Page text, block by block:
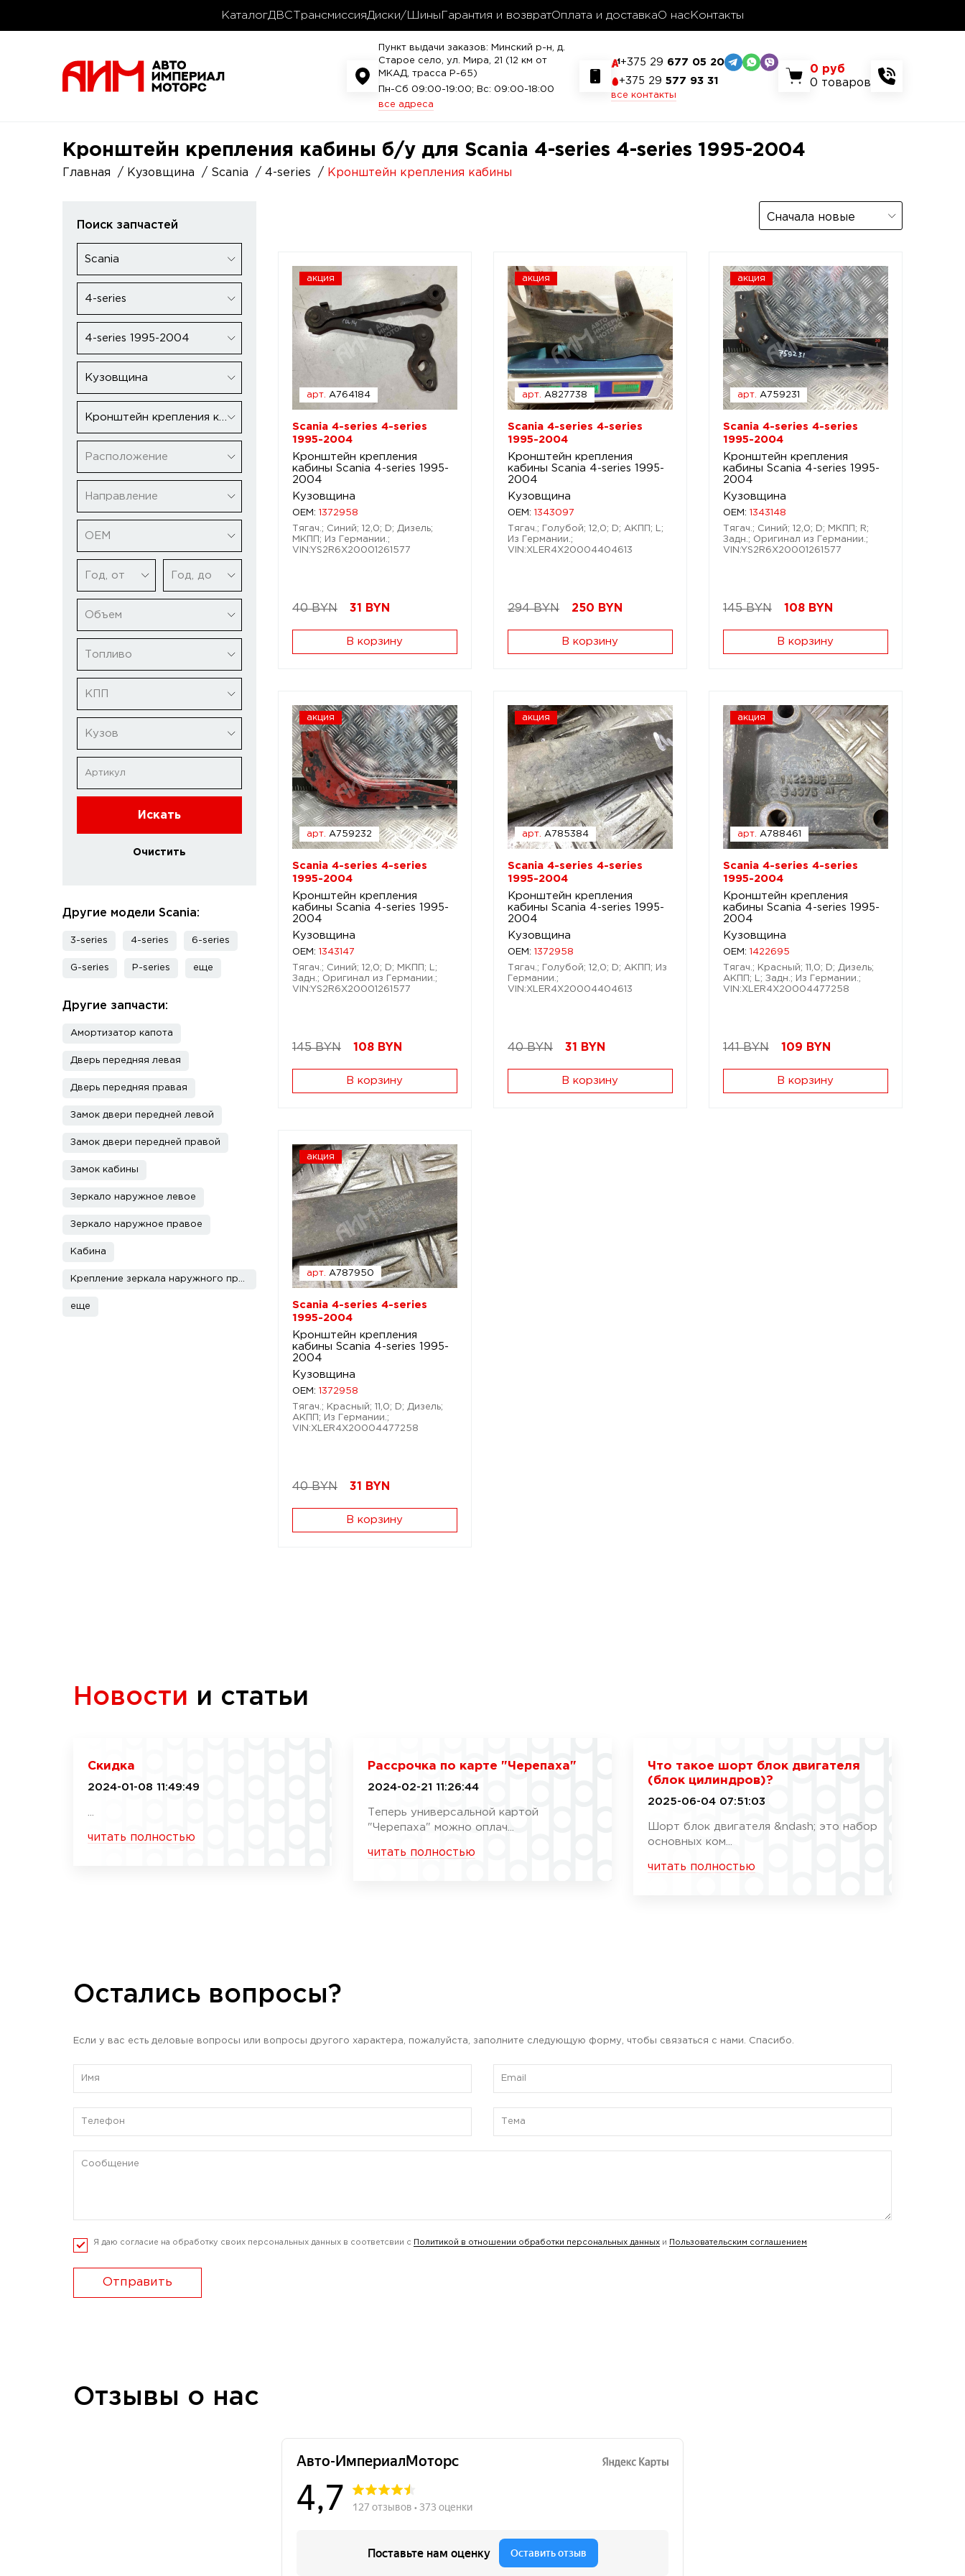
КаталогДВС ТрансмиссияДиски/Шины Гарантия и возвратОплата и доставкаО нас Контакты
Пункт выдачи заказов: Минский р-н, д.
Старое село, ул. Мира, 21 (12 км от
МКАД, трасса P-65)
Пн-Сб 09:00-19:00; Вс: 09:00-18:00
все адреса
+375 29 677 05 20
+375 29 577 93 31
все контакты
0 руб
0 товаров
Кронштейн крепления кабины б/у для Scania 4-series 4-series 1995-2004
Главная Кузовщина Scania 4-series Кронштейн крепления кабины
Поиск запчастей
Scania
4-series
4-series 1995-2004
Кузовщина
Расположение
Направление
ОЕМ
Год, от Год, до
Объем
Топливо
КПП
Кузов
Искать
Очистить
Другие модели Scania:
3-series 4-series 6-series
G-series P-series еще
Другие запчасти:
Амортизатор капота
Дверь передняя левая
Дверь передняя правая
Замок двери передней левой
Замок двери передней правой
Замок кабины
Зеркало наружное левое
Зеркало наружное правое
Кабина
еще
Сначала новые
акция
арт. A764184
Scania 4-series 4-series
1995-2004
Кронштейн крепления
кабины Scania 4-series 1995-
2004
Кузовщина
OEM: 1372958
Тягач.; Синий; 12,0; D; Дизель;
МКПП; Из Германии.;
VIN:YS2R6X20001261577
40 BYN 31 BYN
В корзину
акция
арт. A827738
Scania 4-series 4-series
1995-2004
Кронштейн крепления
кабины Scania 4-series 1995-
2004
Кузовщина
OEM: 1343097
Тягач.; Голубой; 12,0; D; АКПП; L;
Из Германии.;
VIN:XLER4X20004404613
294 BYN 250 BYN
В корзину
акция
арт. A759231
Scania 4-series 4-series
1995-2004
Кронштейн крепления
кабины Scania 4-series 1995-
2004
Кузовщина
OEM: 1343148
Тягач.; Синий; 12,0; D; МКПП; R;
Задн.; Оригинал из Германии.;
VIN:YS2R6X20001261577
145 BYN 108 BYN
В корзину
акция
арт. A759232
Scania 4-series 4-series
1995-2004
Кронштейн крепления
кабины Scania 4-series 1995-
2004
Кузовщина
OEM: 1343147
Тягач.; Синий; 12,0; D; МКПП; L;
Задн.; Оригинал из Германии.;
VIN:YS2R6X20001261577
145 BYN 108 BYN
В корзину
акция
арт. A785384
Scania 4-series 4-series
1995-2004
Кронштейн крепления
кабины Scania 4-series 1995-
2004
Кузовщина
OEM: 1372958
Тягач.; Голубой; 12,0; D; АКПП; Из
Германии.;
VIN:XLER4X20004404613
40 BYN 31 BYN
В корзину
акция
арт. A788461
Scania 4-series 4-series
1995-2004
Кронштейн крепления
кабины Scania 4-series 1995-
2004
Кузовщина
OEM: 1422695
Тягач.; Красный; 11,0; D; Дизель;
АКПП; L; Задн.; Из Германии.;
VIN:XLER4X20004477258
141 BYN 109 BYN
В корзину
акция
арт. A787950
Scania 4-series 4-series
1995-2004
Кронштейн крепления
кабины Scania 4-series 1995-
2004
Кузовщина
OEM: 1372958
Тягач.; Красный; 11,0; D; Дизель;
АКПП; Из Германии.;
VIN:XLER4X20004477258
40 BYN 31 BYN
В корзину
Новости и статьи
Скидка
2024-01-08 11:49:49
читать полностью
Рассрочка по карте "Черепаха"
2024-02-21 11:26:44
Теперь универсальной картой
"Черепаха" можно оплач...
читать полностью
Что такое шорт блок двигателя
(блок цилиндров)?
2025-06-04 07:51:03
Шорт блок двигателя &ndash; это набор
основных ком...
читать полностью
Остались вопросы?
Если у вас есть деловые вопросы или вопросы другого характера, пожалуйста, заполните следующую форму, чтобы связаться с нами. Спасибо.
Я даю согласие на обработку своих персональных данных в соответсвии с Политикой в отношении обработки персональных данных и Пользовательским соглашением
Отправить
Отзывы о нас